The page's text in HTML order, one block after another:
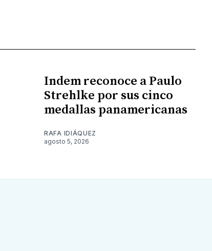
Indem reconoce a Paulo
Strehlke por sus cinco
medallas panamericanas
RAFA IDIÁQUEZ
agosto 5, 2026